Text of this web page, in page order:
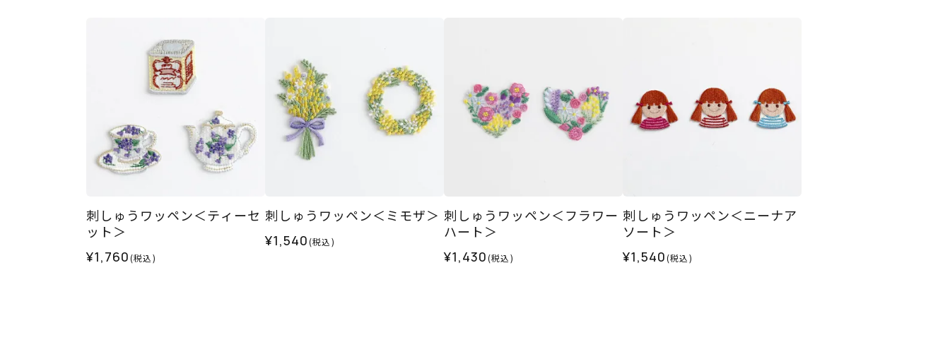
刺しゅうワッペン＜ティーセ
ット＞
¥1,760(税込)
刺しゅうワッペン＜ミモザ＞
¥1,540(税込)
刺しゅうワッペン＜フラワー
ハート＞
¥1,430(税込)
刺しゅうワッペン＜ニーナア
ソート＞
¥1,540(税込)